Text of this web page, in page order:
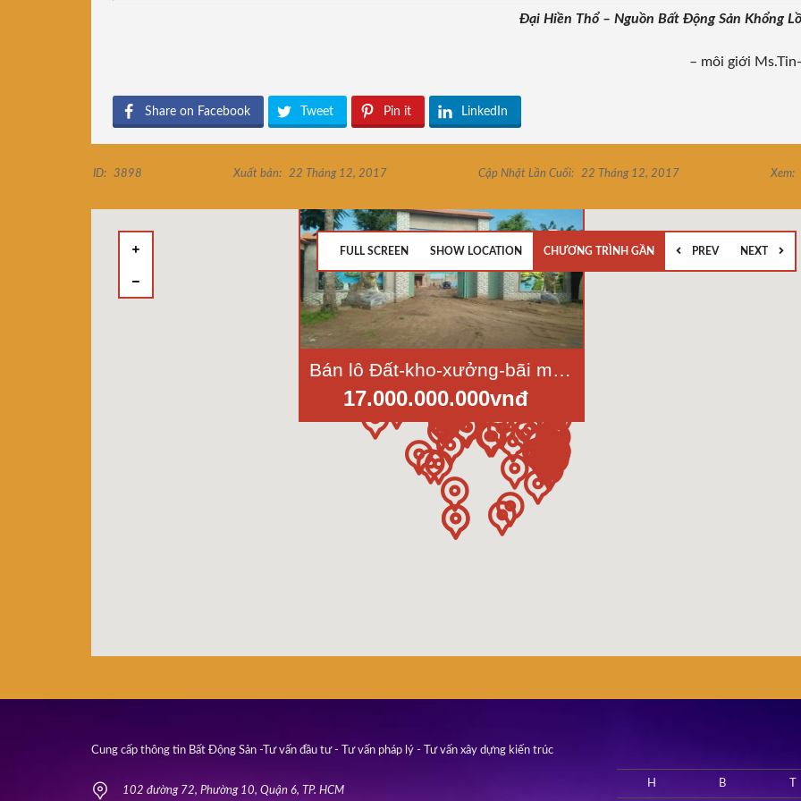
Đại Hiền Thổ – Nguồn Bất Động Sản Khổng Lồ
– môi giới Ms.Tin-
Share on Facebook Tweet Pin it LinkedIn
ID: 3898 Xuất bản: 22 Tháng 12, 2017 Cập Nhật Lần Cuối: 22 Tháng 12, 2017 Xem:
Bán lô Đất-kho-xưởng-bãi mặt tiền Quốc Lộ N2, Đức Hoà, Long An: - dt 4500m2
17.000.000.000vnđ
FULL SCREEN SHOW LOCATION CHƯƠNG TRÌNH GẦN PREV NEXT
Cung cấp thông tin Bất Động Sản -Tư vấn đầu tư - Tư vấn pháp lý - Tư vấn xây dựng kiến trúc
102 đường 72, Phường 10, Quận 6, TP. HCM
H B